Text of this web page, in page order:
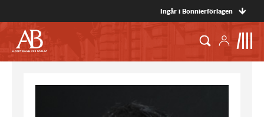
Ingår i Bonnierförlagen